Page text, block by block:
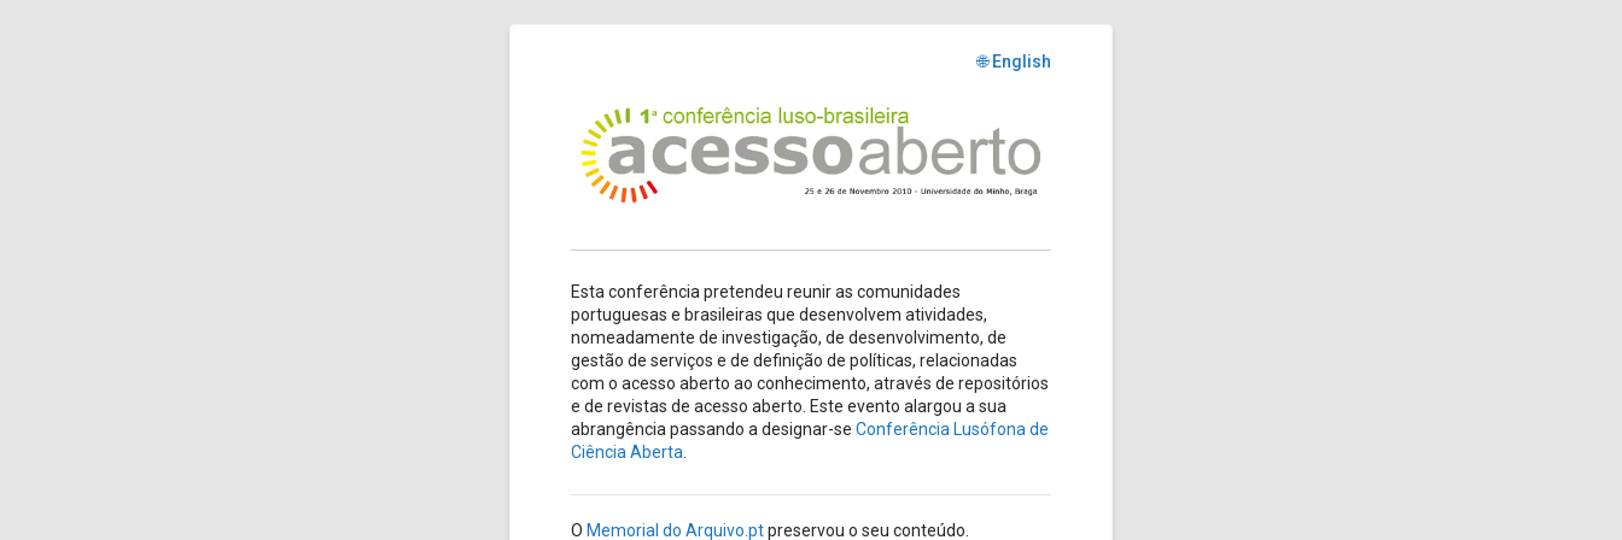
🌐 English
Esta conferência pretendeu reunir as comunidades
portuguesas e brasileiras que desenvolvem atividades,
nomeadamente de investigação, de desenvolvimento, de
gestão de serviços e de definição de políticas, relacionadas
com o acesso aberto ao conhecimento, através de repositórios
e de revistas de acesso aberto. Este evento alargou a sua
abrangência passando a designar-se Conferência Lusófona de
Ciência Aberta
O Memorial do Arquivo.ptpreservou o seu conteúdo.